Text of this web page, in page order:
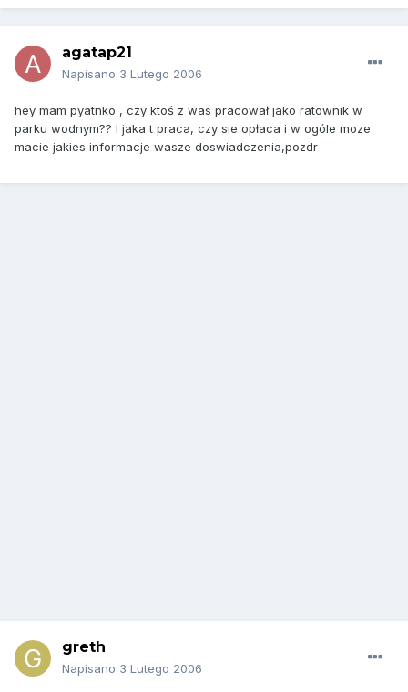
agatap21
Napisano 3 Lutego 2006
hey mam pyatnko , czy ktoś z was pracował jako ratownik w
parku wodnym?? I jaka t praca, czy sie opłaca i w ogóle moze
macie jakies informacje wasze doswiadczenia,pozdr
greth
Napisano 3 Lutego 2006